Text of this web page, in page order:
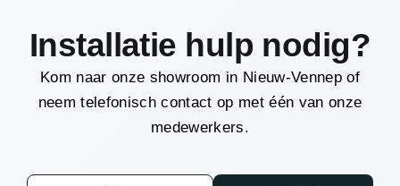
Installatie hulp nodig?
Kom naar onze showroom in Nieuw-Vennep of
neem telefonisch contact op met één van onze
medewerkers.